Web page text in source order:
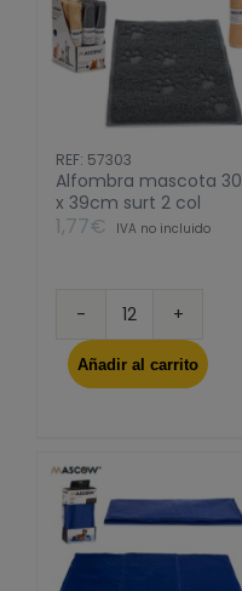
REF: 57303
Alfombra mascota 30
x 39cm surt 2 col
1,77€ IVA no incluido
Alfombra
mascota
30
col
Añadir al carrito